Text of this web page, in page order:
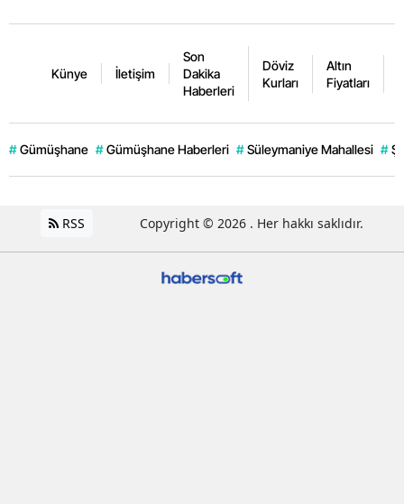
Künye İletişim
Son
Dakika
Haberleri
Döviz
Kurları
Altın
Fiyatları
# Gümüşhane # Gümüşhane Haberleri # Süleymaniye Mahallesi #
RSS Copyright © 2026 . Her hakkı saklıdır.